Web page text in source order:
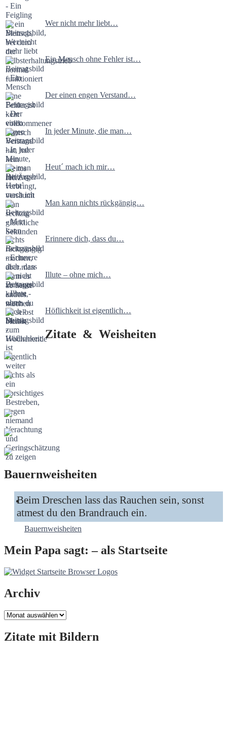
Wer nicht mehr liebt…
Ein Mensch ohne Fehler ist…
Der einen engen Verstand…
In jeder Minute, die man…
Heut´ mach ich mir…
Man kann nichts rückgängig…
Erinnere dich, dass du…
Illute – ohne mich…
Höflichkeit ist eigentlich…
Zitate & Weisheiten
Bauernweisheiten
Beim Dreschen lass das Rauchen sein, sonst
atmest du den Brandrauch ein.
Bauernweisheiten
Mein Papa sagt: – als Startseite
Archiv
Archiv
Zitate mit Bildern